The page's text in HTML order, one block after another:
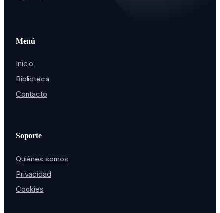
Menú
Inicio
Biblioteca
Contacto
Soporte
Quiénes somos
Privacidad
Cookies